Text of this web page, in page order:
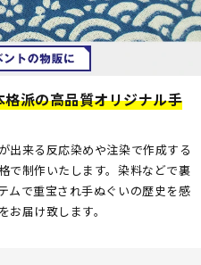
派の高品質オリジナル手
出来る反応染めや注染で作成する
で制作いたします。染料などで裏
ムで重宝され手ぬぐいの歴史を感
届け致します。